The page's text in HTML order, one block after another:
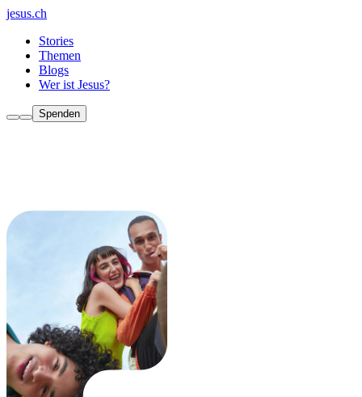
jesus.ch
Stories
Themen
Blogs
Wer ist Jesus?
Spenden